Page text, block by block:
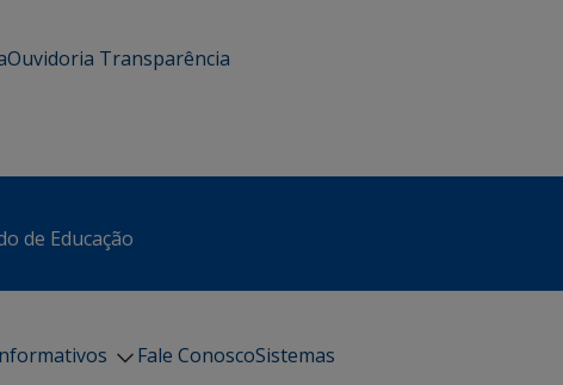
Ouvidoria Transparência
de Educação
Fale ConoscoSistemas